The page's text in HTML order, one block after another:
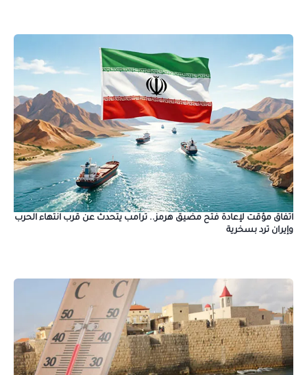
اتفاق مؤقت لإعادة فتح مضيق هرمز.. ترامب يتحدث عن قرب انتهاء الحرب
وإيران ترد بسخرية